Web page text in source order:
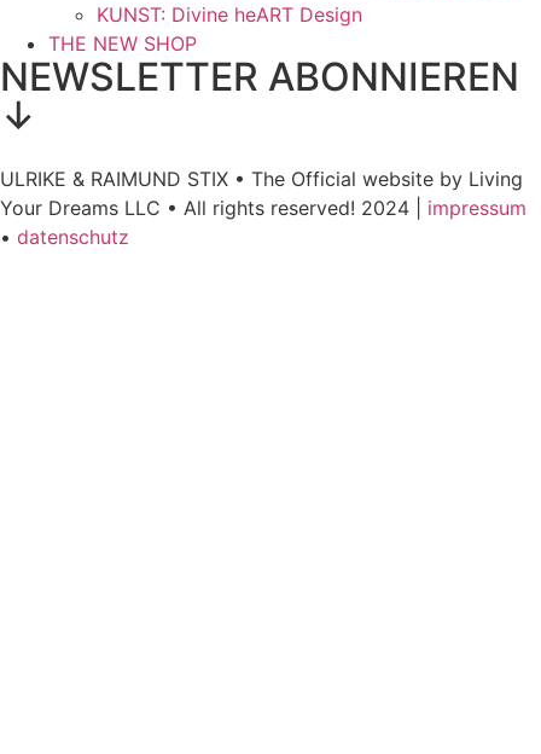
KUNST: Divine heART Design
THE NEW SHOP
NEWSLETTER ABONNIEREN
↓
ULRIKE & RAIMUND STIX • The Official website by Living
Your Dreams LLC • All rights reserved! 2024 | impressum
• datenschutz